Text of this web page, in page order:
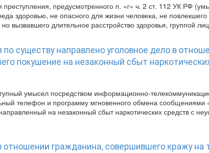
предусмотренного п. «г» ч. 2 ст. 112 УК РФ
здоровью, не опасного для жизни человека, не повлекшего
вызвавшего длительное расстройство здоровья, группой
существу направлено уголовное дело в
покушение на незаконный сбыт
умысел посредством информационно-
телефон и программу мгновенного обмена сообщениями
на незаконный сбыт наркотических средств с
отношении гражданина, совершившего кражу на